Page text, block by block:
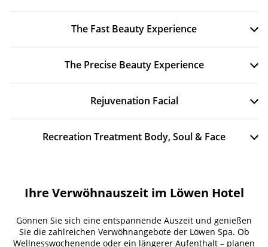
The Fast Beauty Experience
The Precise Beauty Experience
Rejuvenation Facial
Recreation Treatment Body, Soul & Face
Ihre Verwöhnauszeit im Löwen Hotel
Gönnen Sie sich eine entspannende Auszeit und genießen
Sie die zahlreichen Verwöhnangebote der Löwen Spa. Ob
Wellnesswochenende oder ein längerer Aufenthalt – planen